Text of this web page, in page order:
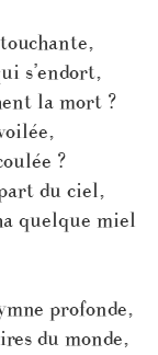
s’endort,
la mort ?
?
du ciel,
quelque miel
profonde,
du monde,